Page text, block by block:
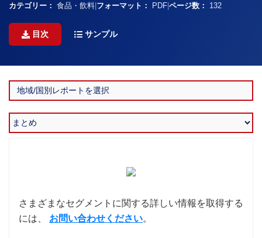
カテゴリー：
食品・飲料 フォーマット： PDF ページ数： 132
目次 サンプル
さまざまなセグメントに関する詳しい情報を取得する
には、 お問い合わせください。